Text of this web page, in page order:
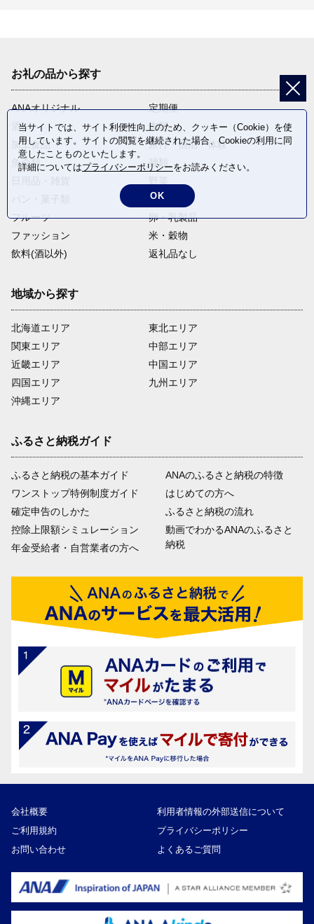
お礼の品から探す
ANAオリジナル
定期便
酒
肉類
加工食品
旅行・宿泊・体験
魚介類
麺類
電化製品
フルーツ
卵・乳製品
ファッション
米・穀物
飲料(酒以外)
返礼品なし
地域から探す
北海道エリア
関東エリア
近畿エリア
四国エリア
沖縄エリア
東北エリア
中部エリア
中国エリア
九州エリア
ふるさと納税ガイド
ふるさと納税の基本ガイド
ワンストップ特例制度ガイド
確定申告のしかた
控除上限額シミュレーション
年金受給者・自営業者の方へ
ANAのふるさと納税の特徴
はじめての方へ
ふるさと納税の流れ
動画でわかるANAのふるさと
納税
会社概要
利用者情報の外部送信について
ご利用規約
プライバシーポリシー
お問い合わせ
よくあるご質問
当サイトでは、サイト利便性向上のため、クッキー（Cookie）を使
用しています。サイトの閲覧を継続された場合、Cookieの利用に同
意したことものといたします。
詳細についてはプライバシーポリシーをお読みください。
OK